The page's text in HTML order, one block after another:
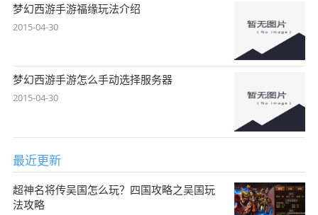
梦幻西游手游福缘玩法介绍
2015-04-30
梦幻西游手游怎么手动选择服务器
2015-04-30
最近更新
超神名将传吴国怎么玩？四国攻略之吴国玩
法攻略